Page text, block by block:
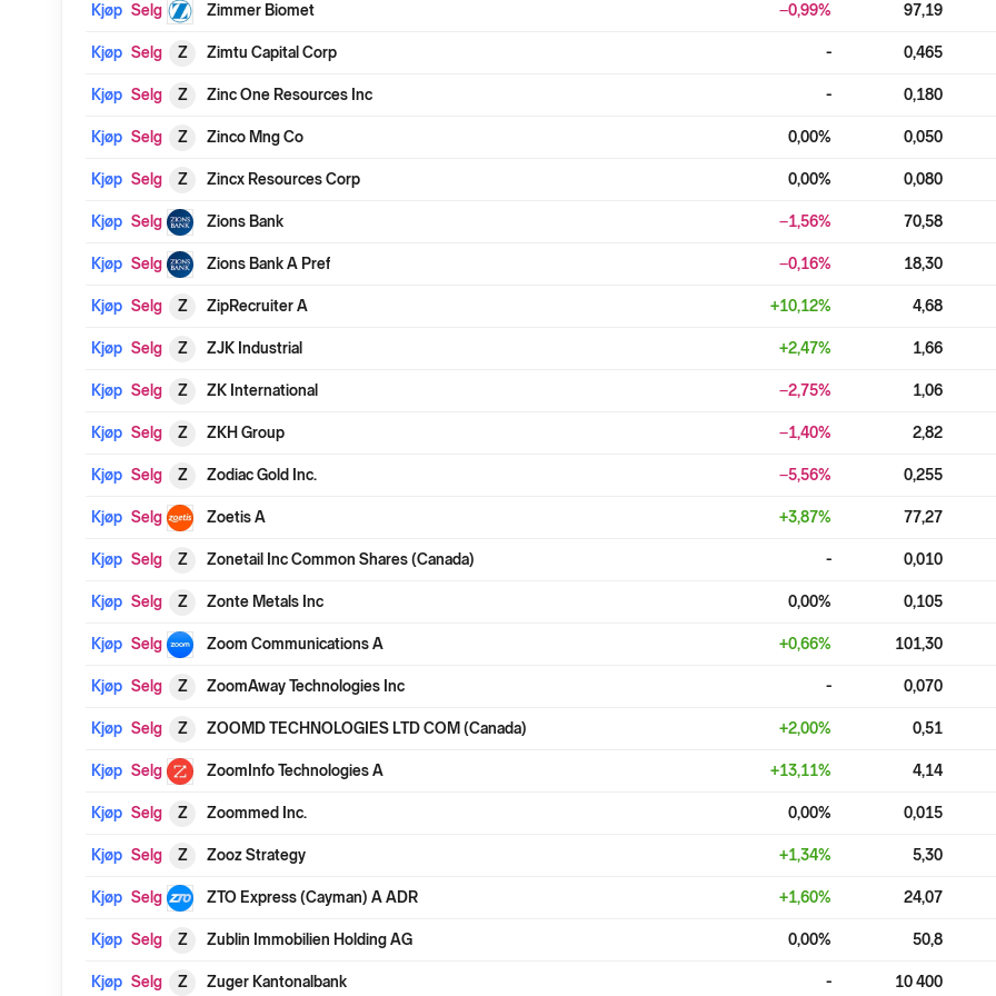
Kjøp Selg Zimmer Biomet −0,99% 97,19
Kjøp Selg Z Zimtu Capital Corp - 0,465
Kjøp Selg Z Zinc One Resources Inc - 0,180
Kjøp Selg Z Zinco Mng Co 0,00% 0,050
Kjøp Selg Z Zincx Resources Corp 0,00% 0,080
Kjøp Selg Zions Bank −1,56% 70,58
Kjøp Selg Zions Bank A Pref −0,16% 18,30
Kjøp Selg Z ZipRecruiter A +10,12% 4,68
Kjøp Selg Z ZJK Industrial +2,47% 1,66
Kjøp Selg Z ZK International −2,75% 1,06
Kjøp Selg Z ZKH Group −1,40% 2,82
Kjøp Selg Z Zodiac Gold Inc. −5,56% 0,255
Kjøp Selg Zoetis A +3,87% 77,27
Kjøp Selg Z Zonetail Inc Common Shares (Canada) - 0,010
Kjøp Selg Z Zonte Metals Inc 0,00% 0,105
Kjøp Selg Zoom Communications A +0,66% 101,30
Kjøp Selg Z ZoomAway Technologies Inc - 0,070
Kjøp Selg Z ZOOMD TECHNOLOGIES LTD COM (Canada) +2,00% 0,51
Kjøp Selg ZoomInfo Technologies A +13,11% 4,14
Kjøp Selg Z Zoommed Inc. 0,00% 0,015
Kjøp Selg Z Zooz Strategy +1,34% 5,30
Kjøp Selg ZTO Express (Cayman) A ADR +1,60% 24,07
Kjøp Selg Z Zublin Immobilien Holding AG 0,00% 50,8
Kjøp Selg Z Zuger Kantonalbank - 10 400